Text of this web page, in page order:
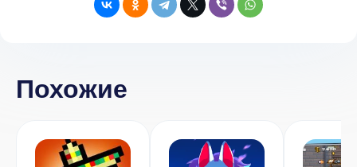
Похожие